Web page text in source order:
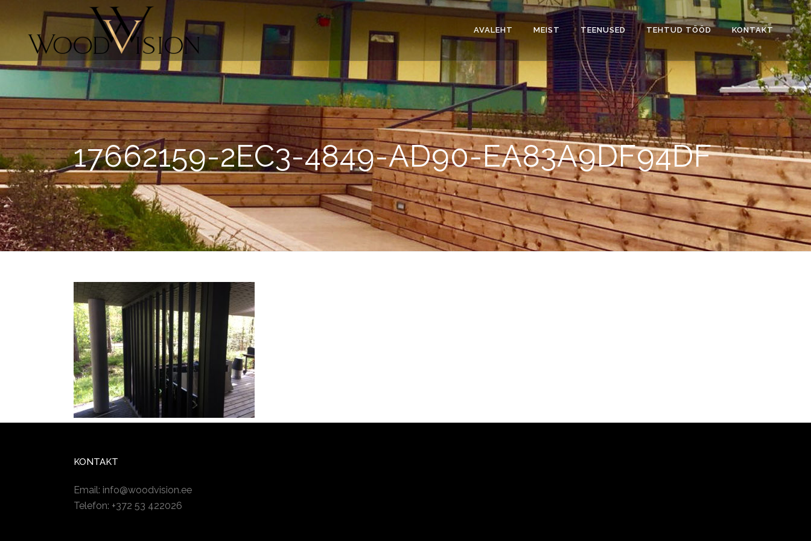
AVALEHT MEIST TEENUSED TEHTUD TÖÖD KONTAKT
17662159-2EC3-4849-AD90-EA83A9DF94DF
KONTAKT
Email: info@woodvision.ee
Telefon: +372 53 422026